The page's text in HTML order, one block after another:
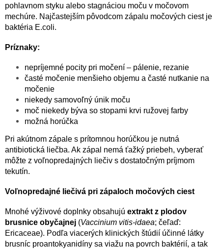
EROTIKA
BOLESŤ
DERMATOLÓGIA
DENTÁLNA
HYGIENA
POMÔCKY
PRÍRODNÉ
LIEKY
VETERINA
SENIORI
ZNAČKY
pohlavnom styku alebo stagnáciou moču v močovom
mechúre. Najčastejším pôvodcom zápalu močových ciest je
baktéria E.coli.
Príznaky:
nepríjemné pocity pri močení – pálenie, rezanie
časté močenie menšieho objemu a časté nutkanie na
močenie
niekedy samovoľný únik moču
moč niekedy býva so stopami krvi ružovej farby
možná horúčka
Pri akútnom zápale s prítomnou horúčkou je nutná
antibiotická liečba. Ak zápal nemá ťažký priebeh, vyberať
môžte z voľnopredajných liečiv s dostatočným príjmom
tekutín.
Voľnopredajné liečivá pri zápaloch močových ciest
Mnohé výživové doplnky obsahujú extrakt z plodov
brusnice obyčajnej (Vaccinium vitis-idaea; čeľaď:
Ericaceae). Podľa viacerých klinických štúdií účinné látky
brusníc proantokyanidíny sa viažu na povrch baktérií, a tak